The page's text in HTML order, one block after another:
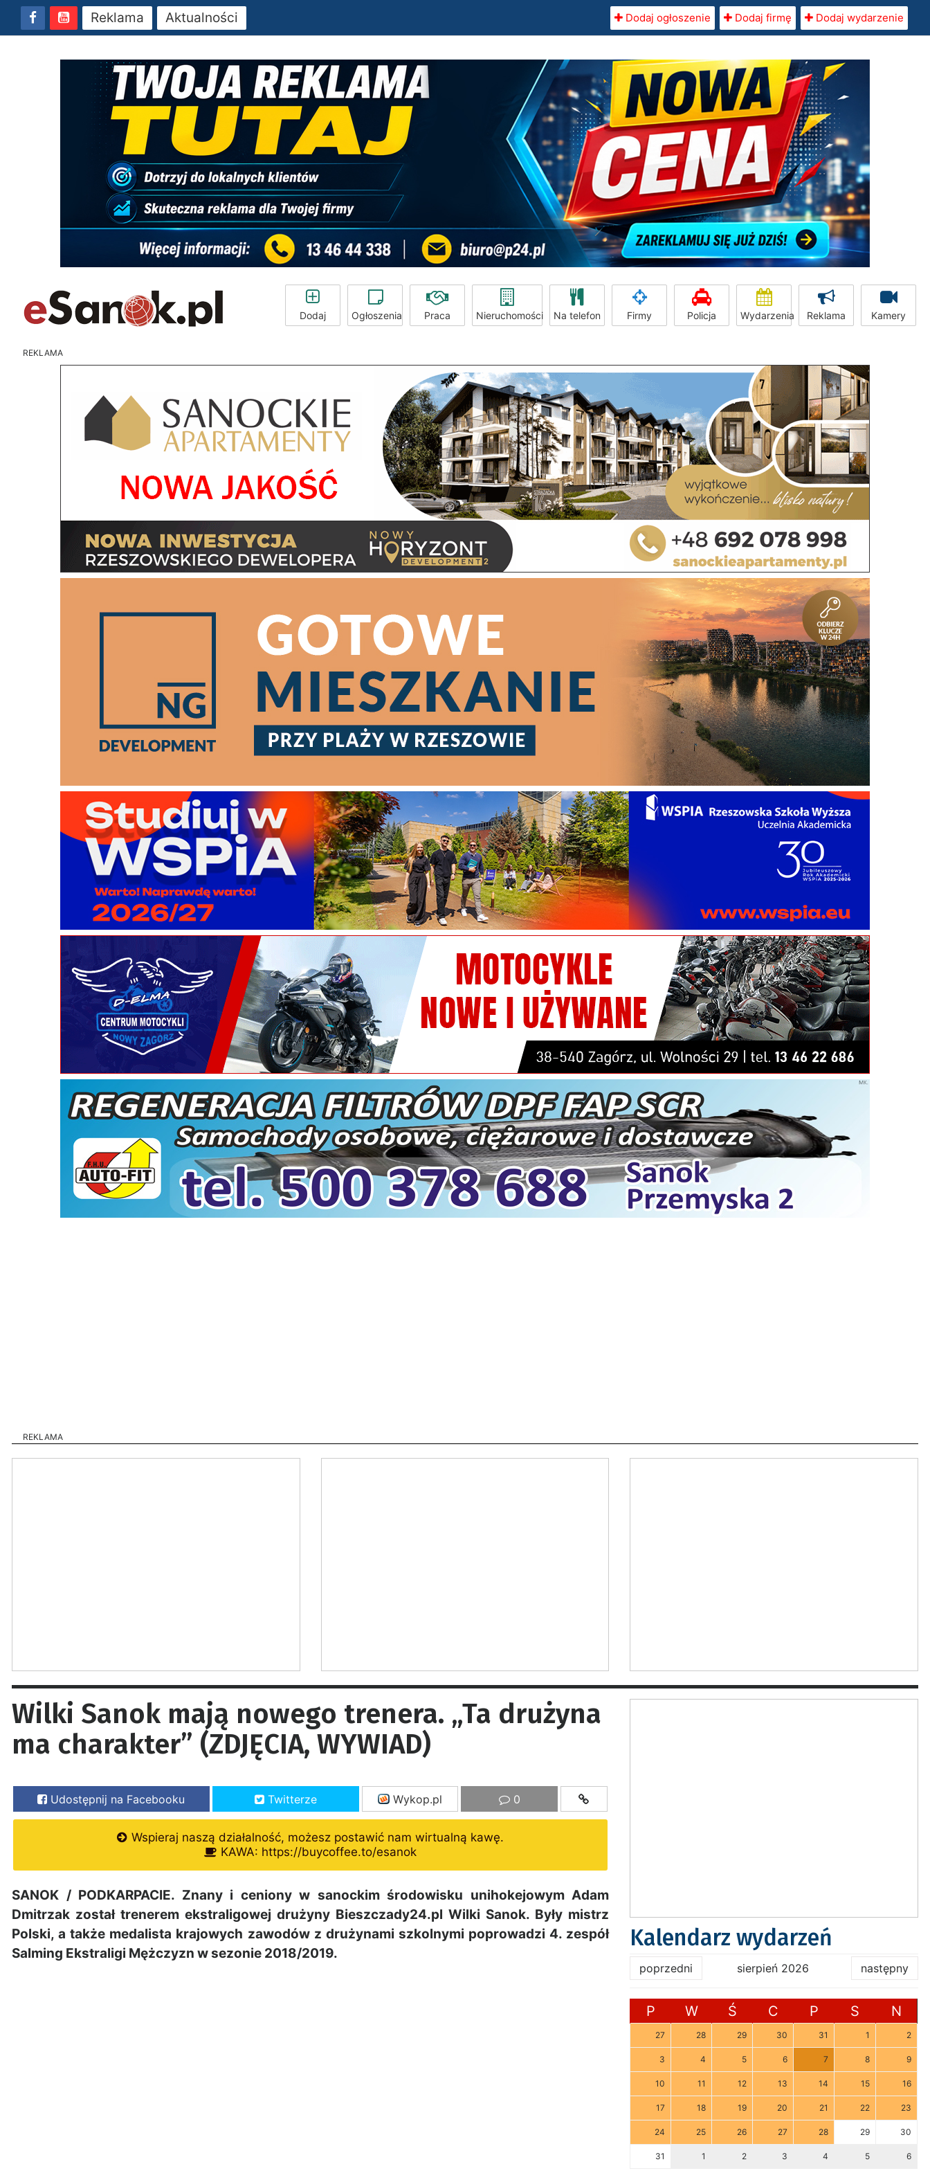
Reklama Aktualności Dodaj ogłoszenie Dodaj firmę Dodaj wydarzenie
Dodaj Ogłoszenia Praca Nieruchomości Na telefon Firmy Policja Wydarzenia Reklama Kamery
REKLAMA
REKLAMA
Wilki Sanok mają nowego trenera. „Ta drużyna
ma charakter” (ZDJĘCIA, WYWIAD)
Udostępnij na Facebooku Twitterze Wykop.pl 0
Wspieraj naszą działalność, możesz postawić nam wirtualną kawę.
KAWA: https://buycoffee.to/esanok
SANOK / PODKARPACIE. Znany i ceniony w sanockim środowisku unihokejowym Adam
Dmitrzak został trenerem ekstraligowej drużyny Bieszczady24.pl Wilki Sanok. Były mistrz
Polski, a także medalista krajowych zawodów z drużynami szkolnymi poprowadzi 4. zespół
Salming Ekstraligi Mężczyzn w sezonie 2018/2019.
Kalendarz wydarzeń
poprzedni sierpień 2026 następny
P W Ś C P S N
27 28 29 30 31 1 2
3 4 5 6 7 8 9
10 11 12 13 14 15 16
17 18 19 20 21 22 23
24 25 26 27 28 29 30
31 1 2 3 4 5 6